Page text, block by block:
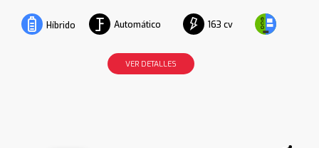
Híbrido Automático 163 cv
VER DETALLES